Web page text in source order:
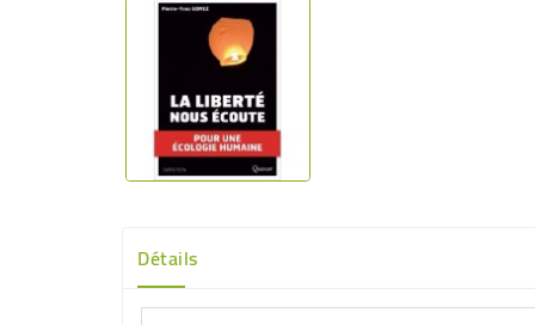
Détails